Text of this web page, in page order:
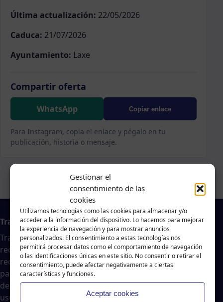
Gestionar el
consentimiento de las
cookies
Utilizamos tecnologías como las cookies para almacenar y/o
acceder a la información del dispositivo. Lo hacemos para mejorar
la experiencia de navegación y para mostrar anuncios
personalizados. El consentimiento a estas tecnologías nos
permitirá procesar datos como el comportamiento de navegación
o las identificaciones únicas en este sitio. No consentir o retirar el
consentimiento, puede afectar negativamente a ciertas
características y funciones.
Aceptar cookies
Última actualización: 22/05/2026
Caduca: 21/07/2026
Ayuntamiento: Laxe
Compartir oferta
WhatsApp Copiar enlace
Para Instagram, copia el enlace y pégalo en tu
publicación, historia o mensaje.
Trabajo en A Coruña
Traballar na costa es un agregador de noticias
recopiladas de páginas webs, portales de trabajo y
redes sociales, publicadas por empresas o
particulares, no nos responsabilizamos de la veracidad
del contenido ni de la oferta de trabajo publicada. Los
usuarios deberán valorar la veracidad de dicha oferta.